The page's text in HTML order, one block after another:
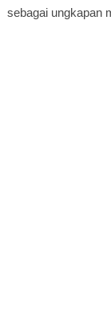
sebagai ungkapan